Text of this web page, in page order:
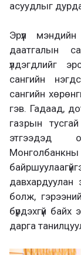
асуудлыг
Эрүүл
даатгалын
үлдэгдлийг
сангийн
сангийн
гэв. Гадаад,
газрын
этгээдэд
давхардуулан
болж, гэрээний
бүрдэхгүй
дарга